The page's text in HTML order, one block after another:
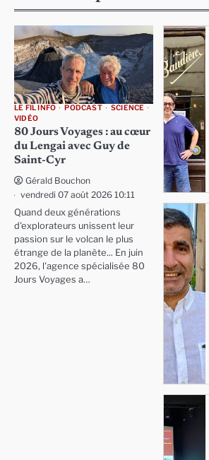
LE FIL INFO PODCAST
SCIENCE
VIDÉO
80 Jours Voyages : au cœur
du Lengai avec Guy de
Saint-Cyr
Gérald Bouchon
vendredi 07 août 2026 10:11
Quand deux générations
d'explorateurs unissent leur
passion sur le volcan le plus
étrange de la planète... En juin
2026, l'agence spécialisée 80
Jours Voyages a…